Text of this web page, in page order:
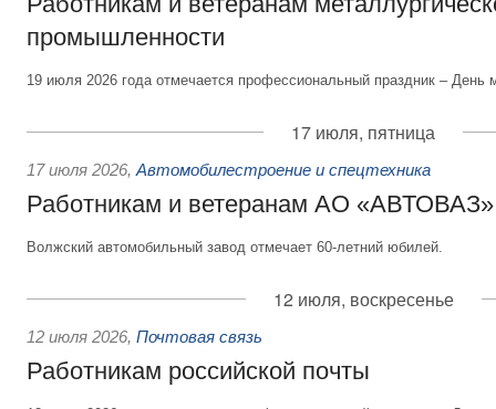
промышленности
19 июля 2026 года отмечается профессиональный праздник – День
17 июля, пятница
17 июля 2026, Автомобилестроение и спецтехника
Работникам и ветеранам АО «АВТОВАЗ»
Волжский автомобильный завод отмечает 60-летний юбилей.
12 июля, воскресенье
12 июля 2026, Почтовая связь
Работникам российской почты